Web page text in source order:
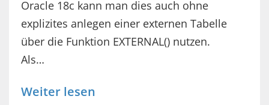
Oracle 18c kann man dies auch ohne
explizites anlegen einer externen Tabelle
über die Funktion EXTERNAL() nutzen.
Als…
Weiter lesen